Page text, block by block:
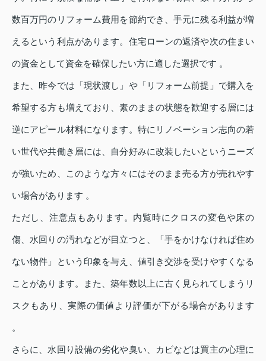
数百万円のリフォーム費用を節約でき、手元に残る利益が増
えるという利点があります。住宅ローンの返済や次の住まい
の資金として資金を確保したい方に適した選択です 。
また、昨今では「現状渡し」や「リフォーム前提」で購入を
希望する方も増えており、素のままの状態を歓迎する層には
逆にアピール材料になります。特にリノベーション志向の若
い世代や共働き層には、自分好みに改装したいというニーズ
が強いため、このような方々にはそのまま売る方が売れやす
い場合があります 。
ただし、注意点もあります。内覧時にクロスの変色や床の
傷、水回りの汚れなどが目立つと、「手をかけなければ住め
ない物件」という印象を与え、値引き交渉を受けやすくなる
ことがあります。また、築年数以上に古く見られてしまうリ
スクもあり、実際の価値より評価が下がる場合があります
。
さらに、水回り設備の劣化や臭い、カビなどは買主の心理に